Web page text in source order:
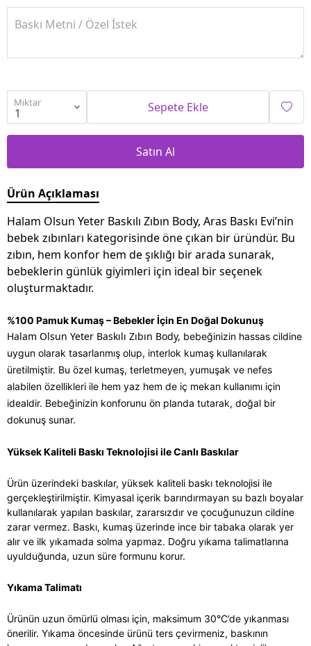
Miktar Sepete Ekle
Satın Al
Ürün Açıklaması
Halam Olsun Yeter Baskılı Zıbın Body, Aras Baskı Evi’nin
bebek zıbınları kategorisinde öne çıkan bir üründür. Bu
zıbın, hem konfor hem de şıklığı bir arada sunarak,
bebeklerin günlük giyimleri için ideal bir seçenek
oluşturmaktadır.
%100 Pamuk Kumaş – Bebekler İçin En Doğal Dokunuş
Halam Olsun Yeter Baskılı Zıbın Body, bebeğinizin hassas cildine
uygun olarak tasarlanmış olup, interlok kumaş kullanılarak
üretilmiştir. Bu özel kumaş, terletmeyen, yumuşak ve nefes
alabilen özellikleri ile hem yaz hem de iç mekan kullanımı için
idealdir. Bebeğinizin konforunu ön planda tutarak, doğal bir
dokunuş sunar.
Yüksek Kaliteli Baskı Teknolojisi ile Canlı Baskılar
Ürün üzerindeki baskılar, yüksek kaliteli baskı teknolojisi ile
gerçekleştirilmiştir. Kimyasal içerik barındırmayan su bazlı boyalar
kullanılarak yapılan baskılar, zararsızdır ve çocuğunuzun cildine
zarar vermez. Baskı, kumaş üzerinde ince bir tabaka olarak yer
alır ve ilk yıkamada solma yapmaz. Doğru yıkama talimatlarına
uyulduğunda, uzun süre formunu korur.
Yıkama Talimatı
Ürünün uzun ömürlü olması için, maksimum 30°C’de yıkanması
önerilir. Yıkama öncesinde ürünü ters çevirmeniz, baskının